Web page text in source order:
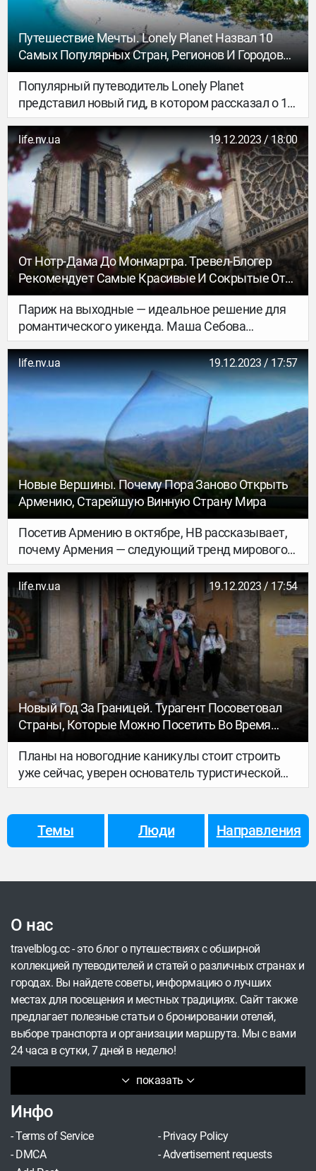
Путешествие Мечты. Lonely Planet Назвал 10
Самых Популярных Стран, Регионов И Городов
Мира На 2022 Год
Популярный путеводитель Lonely Planet
представил новый гид, в котором рассказал о 10
странах, регионах и городах, на которые стоит
обратить внимание в 2022 году.
life.nv.ua 19.12.2023 / 18:00
От Нотр-Дама До Монмартра. Тревел-Блогер
Рекомендует Самые Красивые И Сокрытые От
Туристов Места Парижа
Париж на выходные — идеальное решение для
романтического уикенда. Маша Себова
рассказала, какие места стоит посетить, чтобы
увидеть красоту, сокрытую от туриста-новичка.
life.nv.ua 19.12.2023 / 17:57
Новые Вершины. Почему Пора Заново Открыть
Армению, Старейшую Винную Страну Мира
Посетив Армению в октябре, НВ рассказывает,
почему Армения — следующий тренд мирового
винного туризма, и где стоит побывать, чтобы
понять вина этой страны.
life.nv.ua 19.12.2023 / 17:54
Новый Год За Границей. Турагент Посоветовал
Страны, Которые Можно Посетить Во Время
Пандемии
Планы на новогодние каникулы стоит строить
уже сейчас, уверен основатель туристической
компании Феерия мандрив Игорь Захаренко.
комфортный отдых по оптимальной цене,
говорит эксперт.
Темы Люди Направления
О нас
показать
travelblog.cc - это блог о путешествиях с обширной
коллекцией путеводителей и статей о различных странах и
городах. Вы найдете советы, информацию о лучших
местах для посещения и местных традициях. Сайт также
предлагает полезные статьи о бронировании отелей,
выборе транспорта и организации маршрута. Мы с вами
24 часа в сутки, 7 дней в неделю!
Инфо
-Terms of Service - Privacy Policy
- DMCA -Advertisement requests